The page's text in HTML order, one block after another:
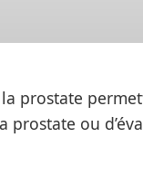
prostate
prostate ou